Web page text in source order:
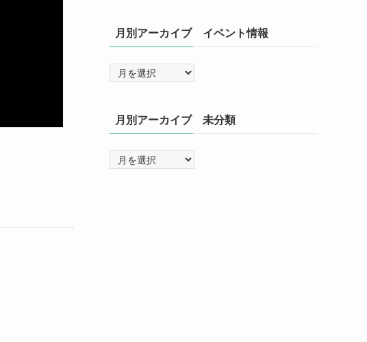
月別アーカイブ イベント情報
月別アーカイブ 未分類